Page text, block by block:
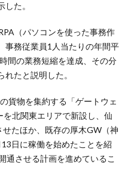
た。
（パソコンを使った事務作
事務従業員1人当たりの年間平
間の業務短縮を達成、その分
たと説明した。
貨物を集約する「ゲートウェ
北関東エリアで新設し、仙
たほか、既存の厚木GW（神
日に稼働を始めたことを紹
通させる計画を進めているこ